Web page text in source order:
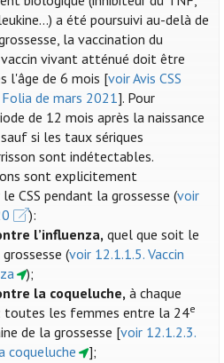
a été poursuivi au-delà de
la vaccination du
vaccin vivant atténué doit être
l'âge de 6 mois [voir Avis CSS
Folia de mars 2021]. Pour
de 12 mois après la naissance
si les taux sériques
sont indétectables.
sont explicitement
CSS pendant la grossesse (voir
):
l’influenza, quel que soit le
(voir 12.1.1.5. Vaccin
);
la coqueluche,à chaque
toutes les femmes entre la 24e
de la grossesse [voir 12.1.2.3.
coqueluche
];